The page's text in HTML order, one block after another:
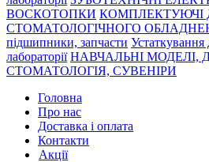
ВОСКОТОПКИ КОМПЛЕКТУЮЧІ
СТОМАТОЛОГІЧНОГО
підшипники, запчасти Устаткування
лабораторії НАВЧАЛЬНІ МОДЕЛІ,
СТОМАТОЛОГІЯ, СУВЕНІРИ
Головна
Про нас
Доставка і оплата
Контакти
Акції